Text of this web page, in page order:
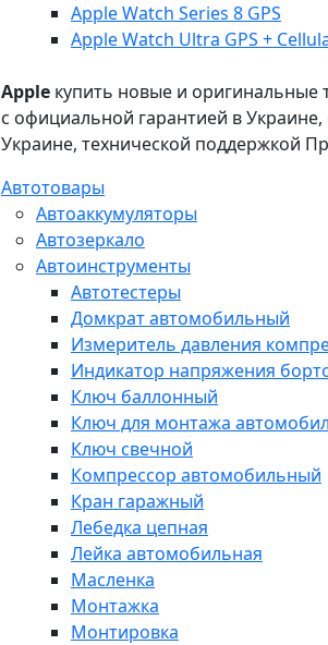
Apple Watch Series 8 GPS
Apple Watch Ultra GPS +
Apple купить новые и оригинальные
с официальной гарантией в
Украине, технической поддержкой
Автотовары
Автоаккумуляторы
Автозеркало
Автоинструменты
Автотестеры
Домкрат автомобильный
Измеритель давления
Индикатор напряжения
Ключ баллонный
Ключ для монтажа
Ключ свечной
Компрессор автомобильный
Кран гаражный
Лебедка цепная
Лейка автомобильная
Масленка
Монтажка
Монтировка